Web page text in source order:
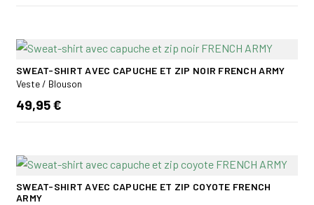
SWEAT-SHIRT AVEC CAPUCHE ET ZIP NOIR FRENCH ARMY
Veste / Blouson
49,95 €
SWEAT-SHIRT AVEC CAPUCHE ET ZIP COYOTE FRENCH
ARMY